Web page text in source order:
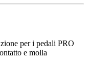
per i pedali PRO
e molla